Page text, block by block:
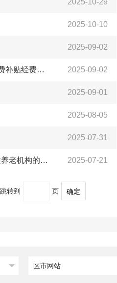
2025-10-29
2025-10-10
2025-09-02
【养老机构】关于拨付2025年8月份中度以上失能老年人养老服务消费补贴经费的通知 2025-09-02
2025-09-01
2025-08-05
2025-07-31
【养老机构】青岛西海岸新区民政局关于公布2025年度第二批普惠性养老机构的通知 2025-07-21
跳转到 页 确定
区市网站